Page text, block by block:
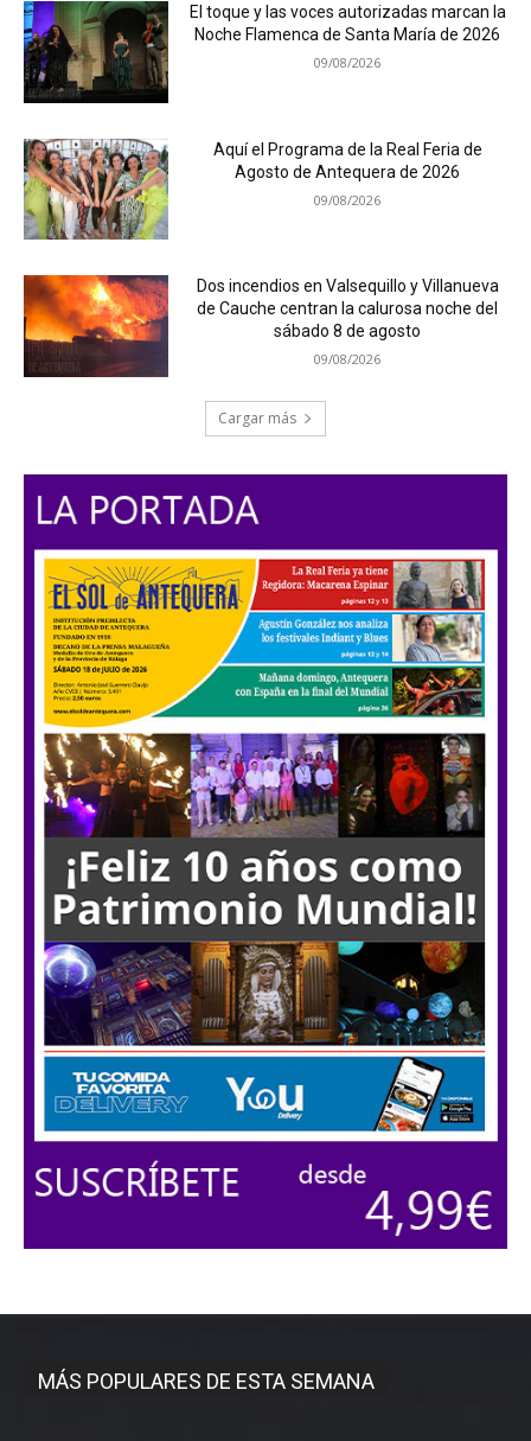
El toque y las voces autorizadas marcan la
Noche Flamenca de Santa María de 2026
09/08/2026
Aquí el Programa de la Real Feria de
Agosto de Antequera de 2026
09/08/2026
Dos incendios en Valsequillo y Villanueva
de Cauche centran la calurosa noche del
sábado 8 de agosto
09/08/2026
Cargar más
MÁS POPULARES DE ESTA SEMANA